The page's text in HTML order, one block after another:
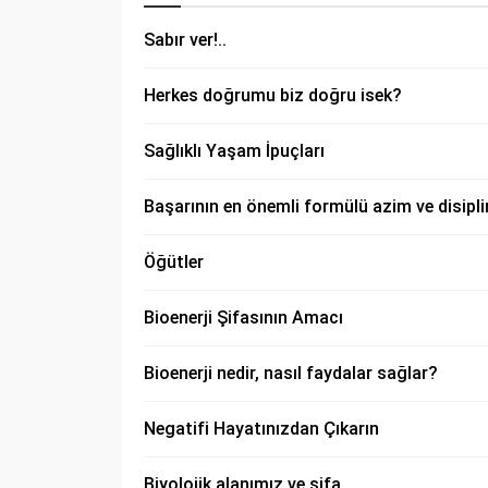
Sabır ver!..
Herkes doğrumu biz doğru isek?
Sağlıklı Yaşam İpuçları
Başarının en önemli formülü azim ve
Öğütler
Bioenerji Şifasının Amacı
Bioenerji nedir, nasıl faydalar sağlar?
Negatifi Hayatınızdan Çıkarın